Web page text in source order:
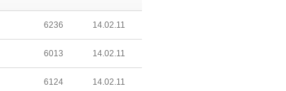
6236 14.02.11
6013 14.02.11
6124 14.02.11